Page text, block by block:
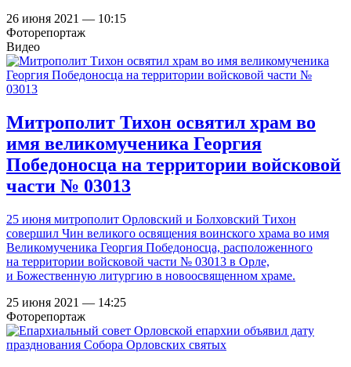
26 июня 2021 — 10:15
Фоторепортаж
Видео
Митрополит Тихон освятил храм во
имя великомученика Георгия
Победоносца на территории войсковой
части № 03013
25 июня митрополит Орловский и Болховский Тихон
совершил Чин великого освящения воинского храма во имя
Великомученика Георгия Победоносца, расположенного
на территории войсковой части № 03013 в Орле,
и Божественную литургию в новоосвященном храме.
25 июня 2021 — 14:25
Фоторепортаж